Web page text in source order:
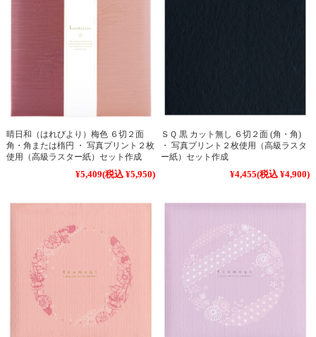
晴日和（はれびより）梅色 ６切２面
角・角または楕円 ・ 写真プリント２枚
使用（高級ラスター紙）セット作成
¥5,409(税込 ¥5,950)
ＳＱ 黒 カット無し ６切２面 (角・角)
・ 写真プリント２枚使用（高級ラスタ
ー紙）セット作成
¥4,455(税込 ¥4,900)